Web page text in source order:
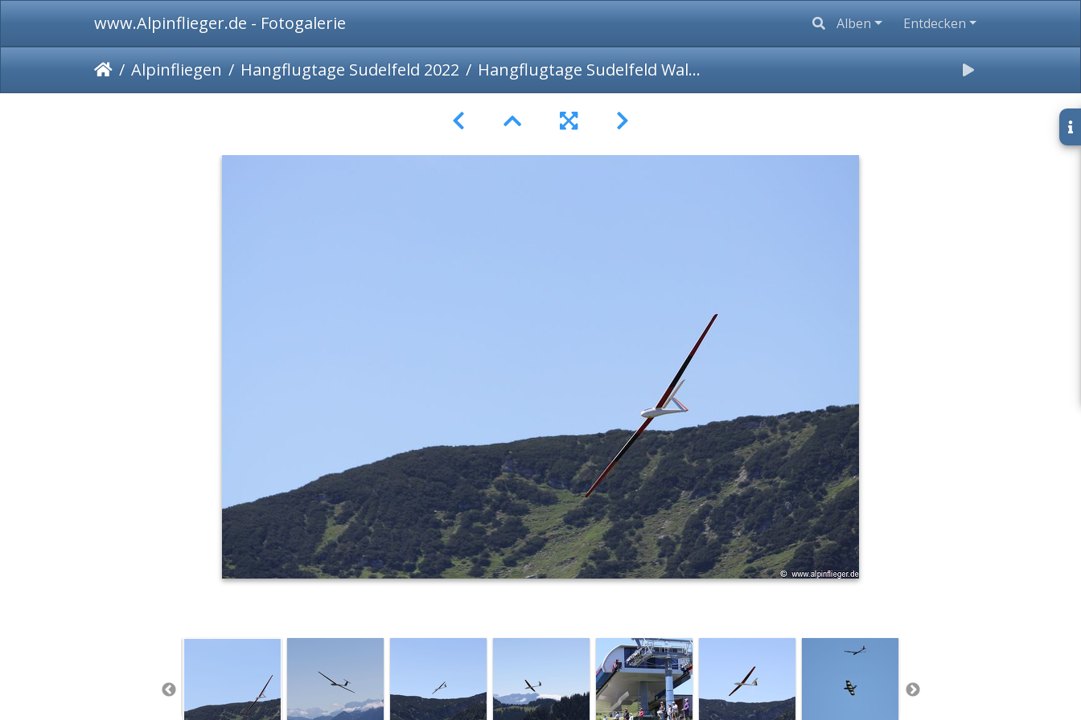
www.Alpinflieger.de - Fotogalerie Alben Entdecken
Alpinfliegen Hangflugtage Sudelfeld 2022 Hangflugtage Sudelfeld Walleralm 2022-19